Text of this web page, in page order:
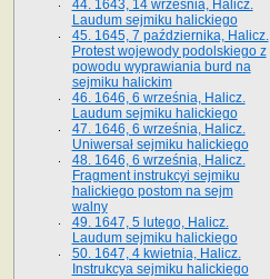
44. 1643, 14 września, Halicz.
Laudum sejmiku halickiego
45. 1645, 7 października, Halicz.
Protest wojewody podolskiego z
powodu wyprawiania burd na
sejmiku halickim
46. 1646, 6 września, Halicz.
Laudum sejmiku halickiego
47. 1646, 6 września, Halicz.
Uniwersał sejmiku halickiego
48. 1646, 6 września, Halicz.
Fragment instrukcyi sejmiku
halickiego postom na sejm
walny
49. 1647, 5 lutego, Halicz.
Laudum sejmiku halickiego
50. 1647, 4 kwietnia, Halicz.
Instrukcya sejmiku halickiego